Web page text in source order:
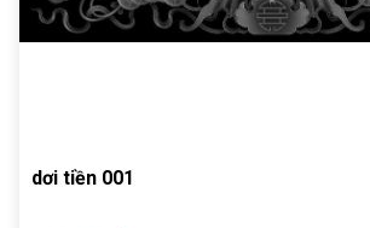
dơi tiền 001